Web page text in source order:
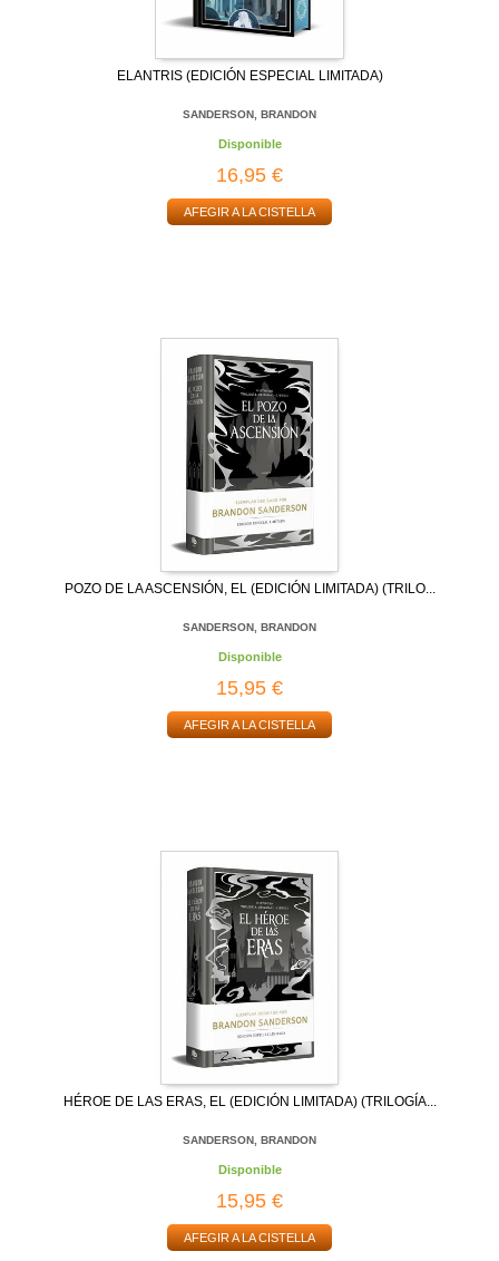
ELANTRIS (EDICIÓN ESPECIAL LIMITADA)
SANDERSON, BRANDON
Disponible
16,95 €
AFEGIR A LA CISTELLA
POZO DE LA ASCENSIÓN, EL (EDICIÓN LIMITADA) (TRILO...
SANDERSON, BRANDON
Disponible
15,95 €
AFEGIR A LA CISTELLA
HÉROE DE LAS ERAS, EL (EDICIÓN LIMITADA) (TRILOGÍA...
SANDERSON, BRANDON
Disponible
15,95 €
AFEGIR A LA CISTELLA